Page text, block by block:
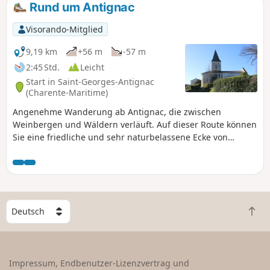
Rund um Antignac
Visorando-Mitglied
9,19 km
+56 m
-57 m
2:45 Std.
Leicht
Start in Saint-Georges-Antignac
(Charente-Maritime)
Angenehme Wanderung ab Antignac, die zwischen
Weinbergen und Wäldern verläuft. Auf dieser Route können
Sie eine friedliche und sehr naturbelassene Ecke von
möglicherweise Wildtiere wie Rehe beobachten.
W
ä
h
Z
u
Impressum, Endbenutzer-Lizenzvertrag und